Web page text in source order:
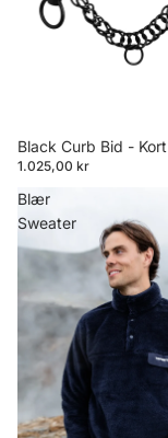
Black Curb Bid - Kort
1.025,00 kr
Blær
Sweater